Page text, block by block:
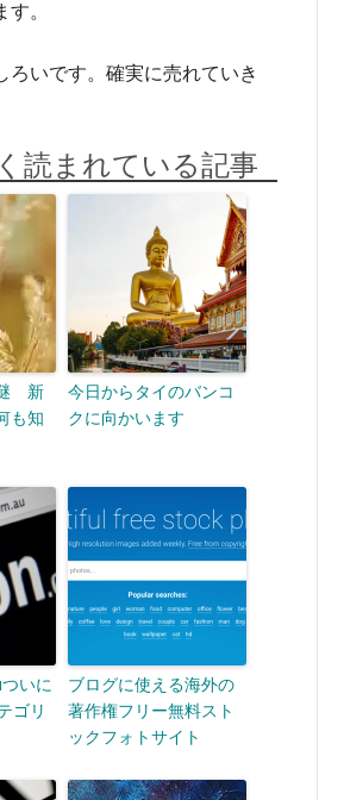
。
ろいです。確実に売れていき
読まれている記事
謎 新
も知
今日からタイのバンコ
クに向かいます
いに
ゴリ
ブログに使える海外の
著作権フリー無料スト
ックフォトサイト